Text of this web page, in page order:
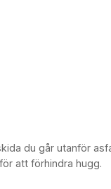
du går utanför
att förhindra hugg.